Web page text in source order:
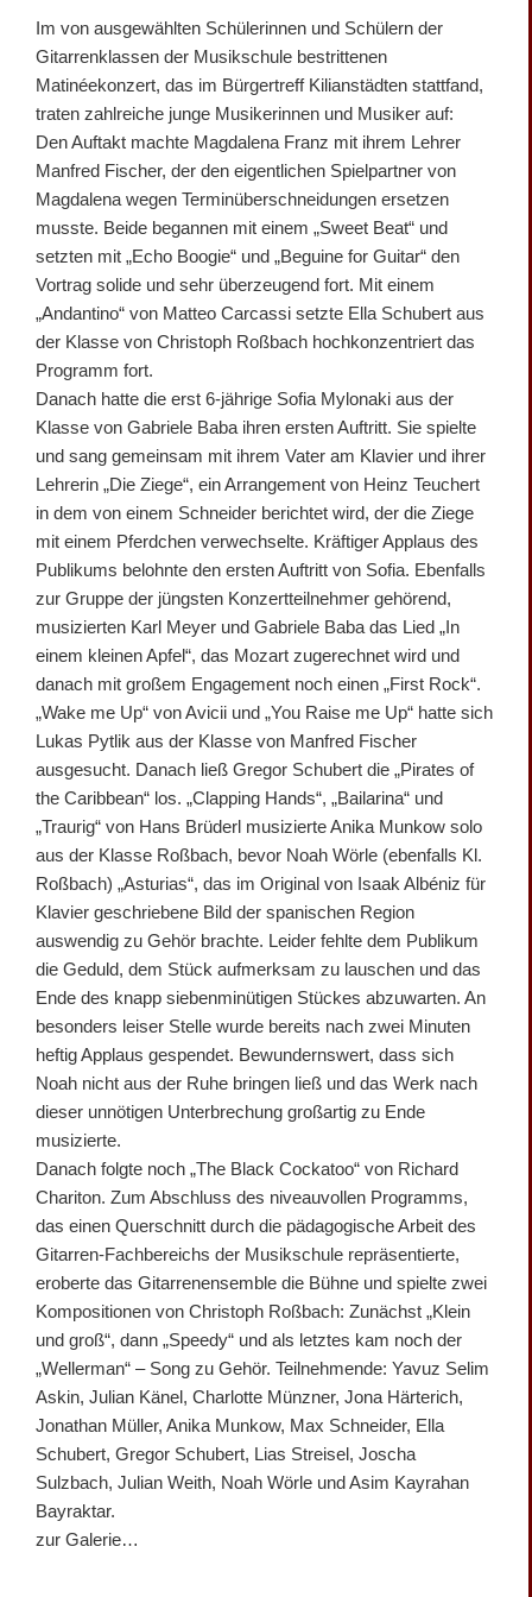
Im von ausgewählten Schülerinnen und Schülern der
Gitarrenklassen der Musikschule bestrittenen
Matinéekonzert, das im Bürgertreff Kilianstädten stattfand,
traten zahlreiche junge Musikerinnen und Musiker auf:
Den Auftakt machte Magdalena Franz mit ihrem Lehrer
Manfred Fischer, der den eigentlichen Spielpartner von
Magdalena wegen Terminüberschneidungen ersetzen
musste. Beide begannen mit einem „Sweet Beat“ und
setzten mit „Echo Boogie“ und „Beguine for Guitar“ den
Vortrag solide und sehr überzeugend fort. Mit einem
„Andantino“ von Matteo Carcassi setzte Ella Schubert aus
der Klasse von Christoph Roßbach hochkonzentriert das
Programm fort.
Danach hatte die erst 6-jährige Sofia Mylonaki aus der
Klasse von Gabriele Baba ihren ersten Auftritt. Sie spielte
und sang gemeinsam mit ihrem Vater am Klavier und ihrer
Lehrerin „Die Ziege“, ein Arrangement von Heinz Teuchert
in dem von einem Schneider berichtet wird, der die Ziege
mit einem Pferdchen verwechselte. Kräftiger Applaus des
Publikums belohnte den ersten Auftritt von Sofia. Ebenfalls
zur Gruppe der jüngsten Konzertteilnehmer gehörend,
musizierten Karl Meyer und Gabriele Baba das Lied „In
einem kleinen Apfel“, das Mozart zugerechnet wird und
danach mit großem Engagement noch einen „First Rock“.
„Wake me Up“ von Avicii und „You Raise me Up“ hatte sich
Lukas Pytlik aus der Klasse von Manfred Fischer
ausgesucht. Danach ließ Gregor Schubert die „Pirates of
the Caribbean“ los. „Clapping Hands“, „Bailarina“ und
„Traurig“ von Hans Brüderl musizierte Anika Munkow solo
aus der Klasse Roßbach, bevor Noah Wörle (ebenfalls Kl.
Roßbach) „Asturias“, das im Original von Isaak Albéniz für
Klavier geschriebene Bild der spanischen Region
auswendig zu Gehör brachte. Leider fehlte dem Publikum
die Geduld, dem Stück aufmerksam zu lauschen und das
Ende des knapp siebenminütigen Stückes abzuwarten. An
besonders leiser Stelle wurde bereits nach zwei Minuten
heftig Applaus gespendet. Bewundernswert, dass sich
Noah nicht aus der Ruhe bringen ließ und das Werk nach
dieser unnötigen Unterbrechung großartig zu Ende
musizierte.
Danach folgte noch „The Black Cockatoo“ von Richard
Chariton. Zum Abschluss des niveauvollen Programms,
das einen Querschnitt durch die pädagogische Arbeit des
Gitarren-Fachbereichs der Musikschule repräsentierte,
eroberte das Gitarrenensemble die Bühne und spielte zwei
Kompositionen von Christoph Roßbach: Zunächst „Klein
und groß“, dann „Speedy“ und als letztes kam noch der
„Wellerman“ – Song zu Gehör. Teilnehmende: Yavuz Selim
Askin, Julian Känel, Charlotte Münzner, Jona Härterich,
Jonathan Müller, Anika Munkow, Max Schneider, Ella
Schubert, Gregor Schubert, Lias Streisel, Joscha
Sulzbach, Julian Weith, Noah Wörle und Asim Kayrahan
Bayraktar.
zur Galerie…